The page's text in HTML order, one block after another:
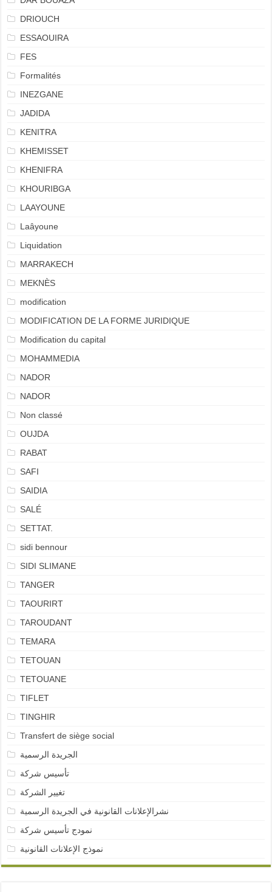
DRIOUCH
ESSAOUIRA
FES
Formalités
INEZGANE
JADIDA
KENITRA
KHEMISSET
KHENIFRA
KHOURIBGA
LAAYOUNE
Laâyoune
Liquidation
MARRAKECH
MEKNÈS
modification
MODIFICATION DE LA FORME JURIDIQUE
Modification du capital
MOHAMMEDIA
NADOR
NADOR
Non classé
OUJDA
RABAT
SAFI
SAIDIA
SALÉ
SETTAT.
sidi bennour
SIDI SLIMANE
TANGER
TAOURIRT
TAROUDANT
TEMARA
TETOUAN
TETOUANE
TIFLET
TINGHIR
Transfert de siège social
الجريدة الرسمية
تأسيس شركة
تغيير الشركة
نشرالإعلانات القانونية في الجريدة الرسمية
نمودج تأسيس شركة
نموذج الإعلانات القانونية